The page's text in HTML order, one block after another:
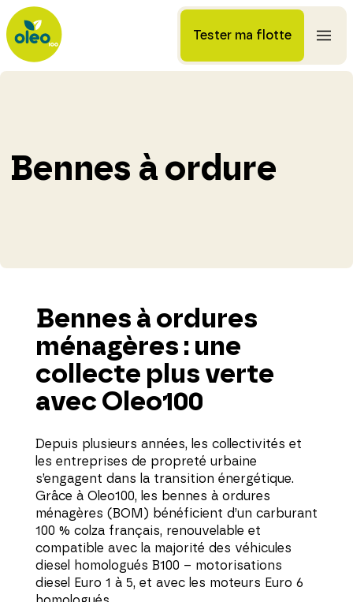
Tester ma flotte
Bennes à ordure
Bennes à ordures
ménagères : une
collecte plus verte
avec Oleo100
Depuis plusieurs années, les collectivités et
les entreprises de propreté urbaine
s’engagent dans la transition énergétique.
Grâce à Oleo100, les bennes à ordures
ménagères (BOM) bénéficient d’un carburant
100 % colza français, renouvelable et
compatible avec la majorité des véhicules
diesel homologués B100 – motorisations
diesel Euro 1 à 5, et avec les moteurs Euro 6